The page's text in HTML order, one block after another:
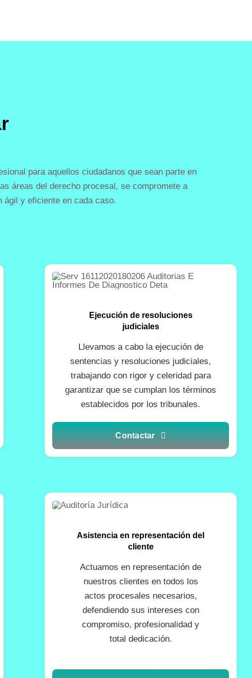
para aquellos ciudadanos que sean parte en
áreas del derecho procesal, se compromete a
ágil y eficiente en cada caso.
Ejecución de resoluciones
judiciales
Llevamos a cabo la ejecución de
sentencias y resoluciones judiciales,
trabajando con rigor y celeridad para
garantizar que se cumplan los términos
establecidos por los tribunales.
Contactar
Asistencia en representación del
cliente
Actuamos en representación de
nuestros clientes en todos los
actos procesales necesarios,
defendiendo sus intereses con
compromiso, profesionalidad y
total dedicación.